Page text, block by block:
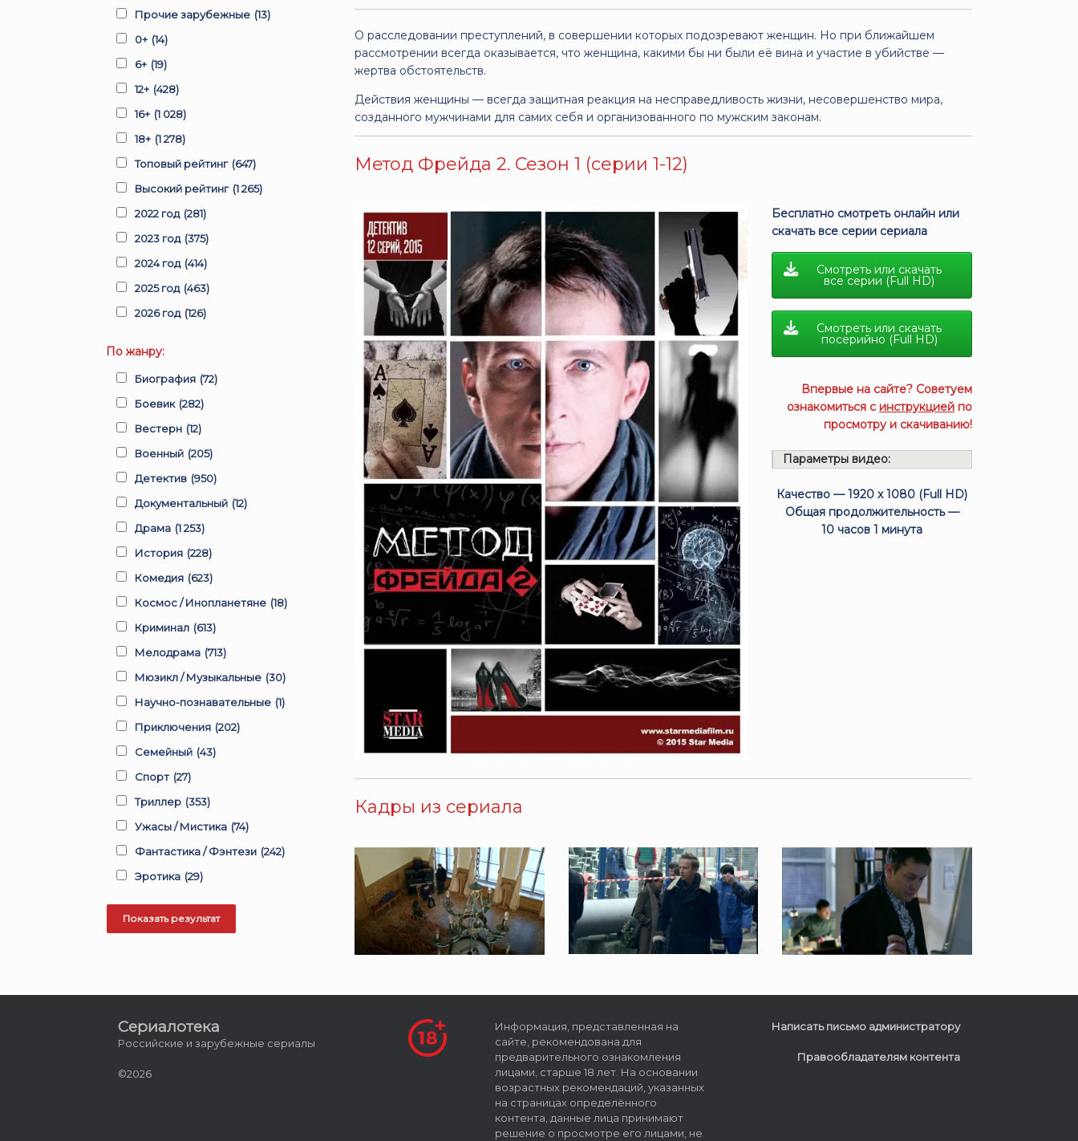
О расследовании преступлений, в совершении которых подозревают женщин. Но при ближайшем
рассмотрении всегда оказывается, что женщина, какими бы ни были её вина и участие в убийстве —
жертва обстоятельств.
Действия женщины — всегда защитная реакция на несправедливость жизни, несовершенство мира,
созданного мужчинами для самих себя и организованного по мужским законам.
Метод Фрейда 2. Сезон 1 (серии 1-12)
Бесплатно смотреть онлайн или
скачать все серии сериала
Смотреть или скачать
все серии (Full HD)
Смотреть или скачать
посерийно (Full HD)
Впервые на сайте? Советуем
ознакомиться с инструкцией по
просмотру и скачиванию!
Параметры видео:
Качество — 1920 x 1080 (Full HD)
Общая продолжительность —
10 часов 1 минута
Кадры из сериала
Прочие зарубежные (13)
0+ (14)
6+ (19)
12+ (428)
16+ (1 028)
18+ (1 278)
Топовый рейтинг (647)
Высокий рейтинг (1 265)
2022 год (281)
2023 год (375)
2024 год (414)
2025 год (463)
2026 год (126)
По жанру:
Биография (72)
Боевик (282)
Вестерн (12)
Военный (205)
Детектив (950)
Документальный (12)
Драма (1 253)
История (228)
Комедия (623)
Космос / Инопланетяне (18)
Криминал (613)
Мелодрама (713)
Мюзикл / Музыкальные (30)
Научно-познавательные (1)
Приключения (202)
Семейный (43)
Спорт (27)
Триллер (353)
Ужасы / Мистика (74)
Фантастика / Фэнтези (242)
Эротика (29)
Сериалотека
Российские и зарубежные сериалы
©2026
Информация, представленная на
сайте, рекомендована для
предварительного ознакомления
лицами, старше 18 лет. На основании
возрастных рекомендаций, указанных
на страницах определённого
контента, данные лица принимают
решение о просмотре его лицами, не
Написать письмо администратору
Правообладателям контента